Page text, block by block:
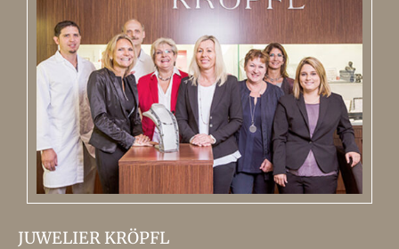
JUWELIER KRÖPFL